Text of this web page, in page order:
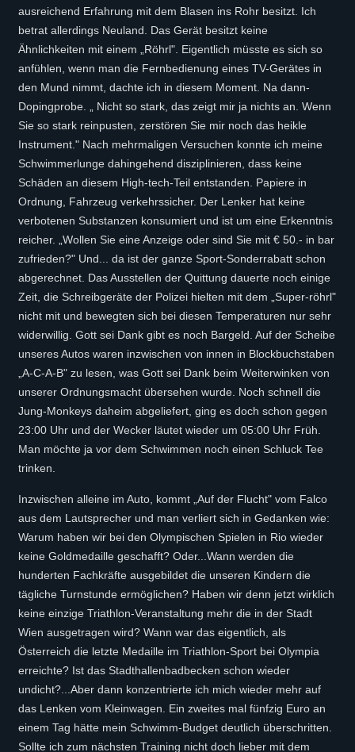
ausreichend Erfahrung mit dem Blasen ins Rohr besitzt. Ich
betrat allerdings Neuland. Das Gerät besitzt keine
Ähnlichkeiten mit einem „Röhrl". Eigentlich müsste es sich so
anfühlen, wenn man die Fernbedienung eines TV-Gerätes in
den Mund nimmt, dachte ich in diesem Moment. Na dann-
Dopingprobe. „ Nicht so stark, das zeigt mir ja nichts an. Wenn
Sie so stark reinpusten, zerstören Sie mir noch das heikle
Instrument." Nach mehrmaligen Versuchen konnte ich meine
Schwimmerlunge dahingehend disziplinieren, dass keine
Schäden an diesem High-tech-Teil entstanden. Papiere in
Ordnung, Fahrzeug verkehrssicher. Der Lenker hat keine
verbotenen Substanzen konsumiert und ist um eine Erkenntnis
reicher. „Wollen Sie eine Anzeige oder sind Sie mit € 50.- in bar
zufrieden?" Und... da ist der ganze Sport-Sonderrabatt schon
abgerechnet. Das Ausstellen der Quittung dauerte noch einige
Zeit, die Schreibgeräte der Polizei hielten mit dem „Super-röhrl"
nicht mit und bewegten sich bei diesen Temperaturen nur sehr
widerwillig. Gott sei Dank gibt es noch Bargeld. Auf der Scheibe
unseres Autos waren inzwischen von innen in Blockbuchstaben
„A-C-A-B" zu lesen, was Gott sei Dank beim Weiterwinken von
unserer Ordnungsmacht übersehen wurde. Noch schnell die
Jung-Monkeys daheim abgeliefert, ging es doch schon gegen
23:00 Uhr und der Wecker läutet wieder um 05:00 Uhr Früh.
Man möchte ja vor dem Schwimmen noch einen Schluck Tee
trinken.
Inzwischen alleine im Auto, kommt „Auf der Flucht" vom Falco
aus dem Lautsprecher und man verliert sich in Gedanken wie:
Warum haben wir bei den Olympischen Spielen in Rio wieder
keine Goldmedaille geschafft? Oder...Wann werden die
hunderten Fachkräfte ausgebildet die unseren Kindern die
tägliche Turnstunde ermöglichen? Haben wir denn jetzt wirklich
keine einzige Triathlon-Veranstaltung mehr die in der Stadt
Wien ausgetragen wird? Wann war das eigentlich, als
Österreich die letzte Medaille im Triathlon-Sport bei Olympia
erreichte? Ist das Stadthallenbadbecken schon wieder
undicht?...Aber dann konzentrierte ich mich wieder mehr auf
das Lenken vom Kleinwagen. Ein zweites mal fünfzig Euro an
einem Tag hätte mein Schwimm-Budget deutlich überschritten.
Sollte ich zum nächsten Training nicht doch lieber mit dem